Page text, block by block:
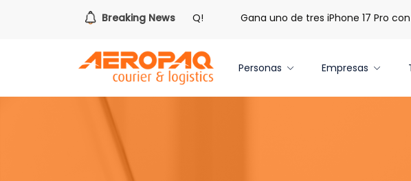
Breaking News
de redimir tus libras de Cash PAQ! Gana uno de tres iPhone 17 Pro con
Personas Empresas